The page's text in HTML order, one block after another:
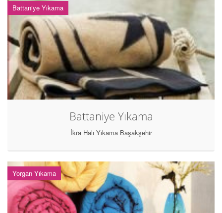
Battaniye Yıkama
Battaniye Yıkama
İkra Halı Yıkama Başakşehir
Yorgan Yıkama